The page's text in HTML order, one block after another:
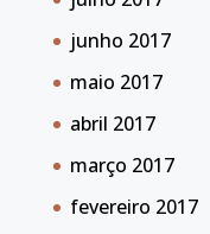
junho 2017
maio 2017
abril 2017
março 2017
fevereiro 2017